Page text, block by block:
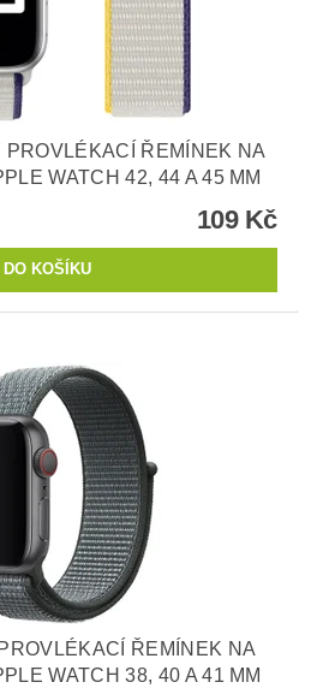
PROVLÉKACÍ ŘEMÍNEK NA
WATCH 42, 44 A 45 MM
109 Kč
ŘEMÍNEK NA
WATCH 38, 40 A 41 MM